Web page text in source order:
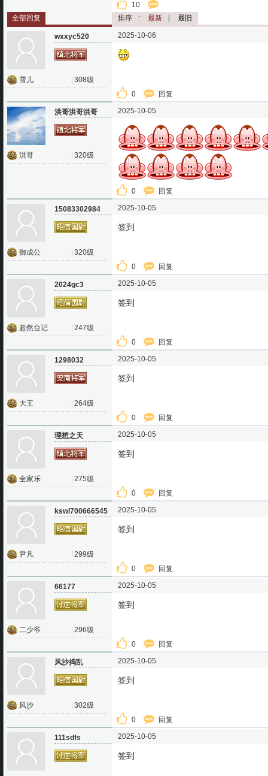
10
全部回复
排序 : 最新 最旧
wxxyc520
雪儿 308级
2025-10-06
0 回复
洪哥洪哥洪哥
洪哥 320级
2025-10-05
0 回复
15083302984
御成公 320级
2025-10-05
签到
0 回复
2024gc3
超然台记 247级
2025-10-05
签到
0 回复
1298032
大王 264级
2025-10-05
签到
0 回复
理想之天
全家乐 275级
2025-10-05
签到
0 回复
kswl700666545
尹凡 299级
2025-10-05
签到
0 回复
66177
二少爷 296级
2025-10-05
签到
0 回复
风沙捣乱
风沙 302级
2025-10-05
签到
0 回复
111sdfs 2025-10-05
签到